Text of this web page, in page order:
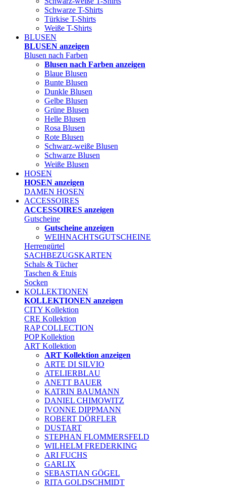
Schwarze T-Shirts
Türkise T-Shirts
Weiße T-Shirts
BLUSEN
BLUSEN anzeigen
Blusen nach Farben
Blusen nach Farben anzeigen
Blaue Blusen
Bunte Blusen
Dunkle Blusen
Gelbe Blusen
Grüne Blusen
Helle Blusen
Rosa Blusen
Rote Blusen
Schwarz-weiße Blusen
Schwarze Blusen
Weiße Blusen
HOSEN
HOSEN anzeigen
DAMEN HOSEN
ACCESSOIRES
ACCESSOIRES anzeigen
Gutscheine
Gutscheine anzeigen
WEIHNACHTSGUTSCHEINE
Herrengürtel
SACHBEZUGSKARTEN
Schals & Tücher
Taschen & Etuis
Socken
KOLLEKTIONEN
KOLLEKTIONEN anzeigen
CITY Kollektion
CRE Kollektion
RAP COLLECTION
POP Kollektion
ART Kollektion
ART Kollektion anzeigen
ARTE DI SILVIO
ATELIERBLAU
ANETT BAUER
KATRIN BAUMANN
DANIEL CHIMOWITZ
IVONNE DIPPMANN
ROBERT DÖRFLER
DUSTART
STEPHAN FLOMMERSFELD
WILHELM FREDERKING
ARI FUCHS
GARLIX
SEBASTIAN GÖGEL
RITA GOLDSCHMIDT